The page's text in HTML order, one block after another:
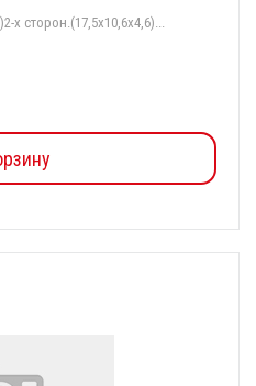
х сторон.(17,5х10,6х4,6)...